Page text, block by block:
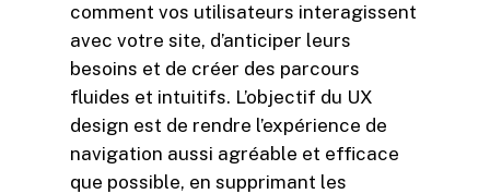
comment vos utilisateurs interagissent
avec votre site, d’anticiper leurs
besoins et de créer des parcours
fluides et intuitifs. L’objectif du UX
design est de rendre l’expérience de
navigation aussi agréable et efficace
que possible, en supprimant les